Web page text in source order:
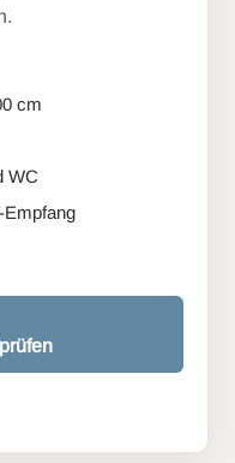
cm
WC
Empfang